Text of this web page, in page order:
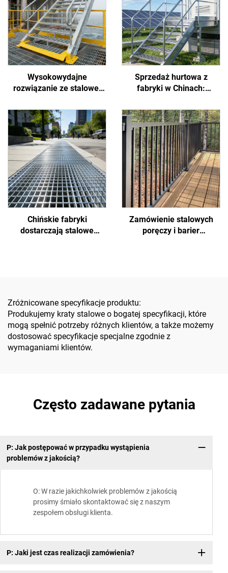
Wysokowydajne
rozwiązanie ze stalowej
solną przybrzeżną,
zapobieganie poślizgom
pracowników oraz
ograniczanie osadzania
się brudu
Sprzedaż hurtowa z
fabryki w Chinach:
instalacji i możliwa do
dostosowania stalowa
kratownica
przeciwpoślizgowa na
energię nowej generacji,
odpowiednia do projektów
fotowoltaicznych,
wiatrowych i
magazynowania energii
Chińskie fabryki
dostarczają stalowe
niestandardowych
rozmiarach
Zamówienie stalowych
poręczy i barier
Zróżnicowane specyfikacje produktu:
Produkujemy kraty stalowe o bogatej specyfikacji, które
mogą spełnić potrzeby różnych klientów, a także możemy
dostosować specyfikacje specjalne zgodnie z
wymaganiami klientów.
Często zadawane pytania
P: Jak postępować w przypadku wystąpienia
problemów z jakością?
O: W razie jakichkolwiek problemów z jakością
prosimy śmiało skontaktować się z naszym
zespołem obsługi klienta.
P: Jaki jest czas realizacji zamówienia?